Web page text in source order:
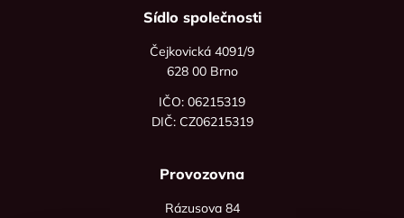
Sídlo společnosti
Čejkovická 4091/9
628 00 Brno
IČO: 06215319
DIČ: CZ06215319
Provozovna
Rázusova 84